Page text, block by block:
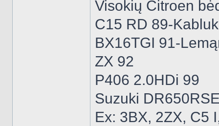
Visokių Citroen
C15 RD 89-
BX16TGI 91-
ZX 92
P406 2.0HDi 99
Suzuki
Ex: 3BX, 2ZX, C5